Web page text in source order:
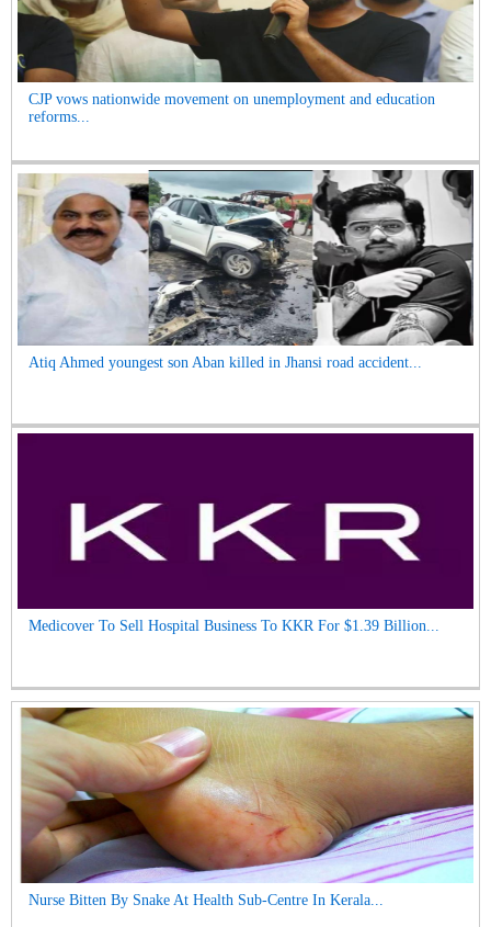
CJP vows nationwide movement on unemployment and education
reforms...
Atiq Ahmed youngest son Aban killed in Jhansi road accident...
Medicover To Sell Hospital Business To KKR For $1.39 Billion...
Nurse Bitten By Snake At Health Sub-Centre In Kerala...